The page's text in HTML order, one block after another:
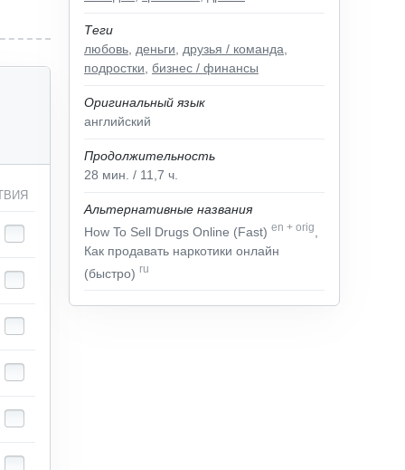
Теги
любовь деньги друзья / команда
подростки бизнес / финансы
Оригинальный язык
английский
Продолжительность
28 мин. / 11,7 ч.
Альтернативные названия
How To Sell Drugs Online (Fast) en + orig
Как продавать наркотики онлайн
(быстро) ru